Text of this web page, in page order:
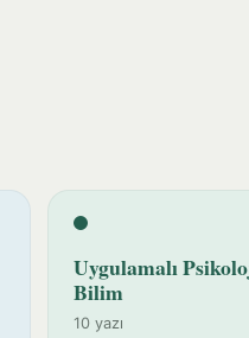
Uygulamalı
Bilim
10 yazı